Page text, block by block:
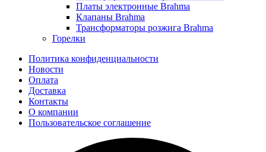
Платы электронные Brahma
Клапаны Brahma
Трансформаторы розжига Brahma
Горелки
Политика конфиденциальности
Новости
Оплата
Доставка
Контакты
О компании
Пользовательское соглашение